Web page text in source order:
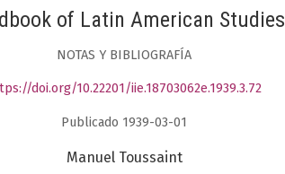
of Latin American Studies
NOTAS Y BIBLIOGRAFÍA
doi.org/10.22201/iie.18703062e.1939.3.72
Publicado 1939-03-01
Manuel Toussaint